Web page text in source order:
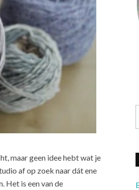
maar geen idee hebt wat je
af op zoek naar dát ene
Het is een van de